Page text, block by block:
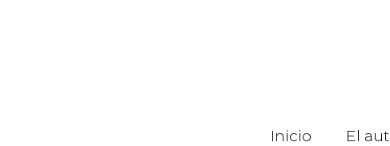
Inicio El